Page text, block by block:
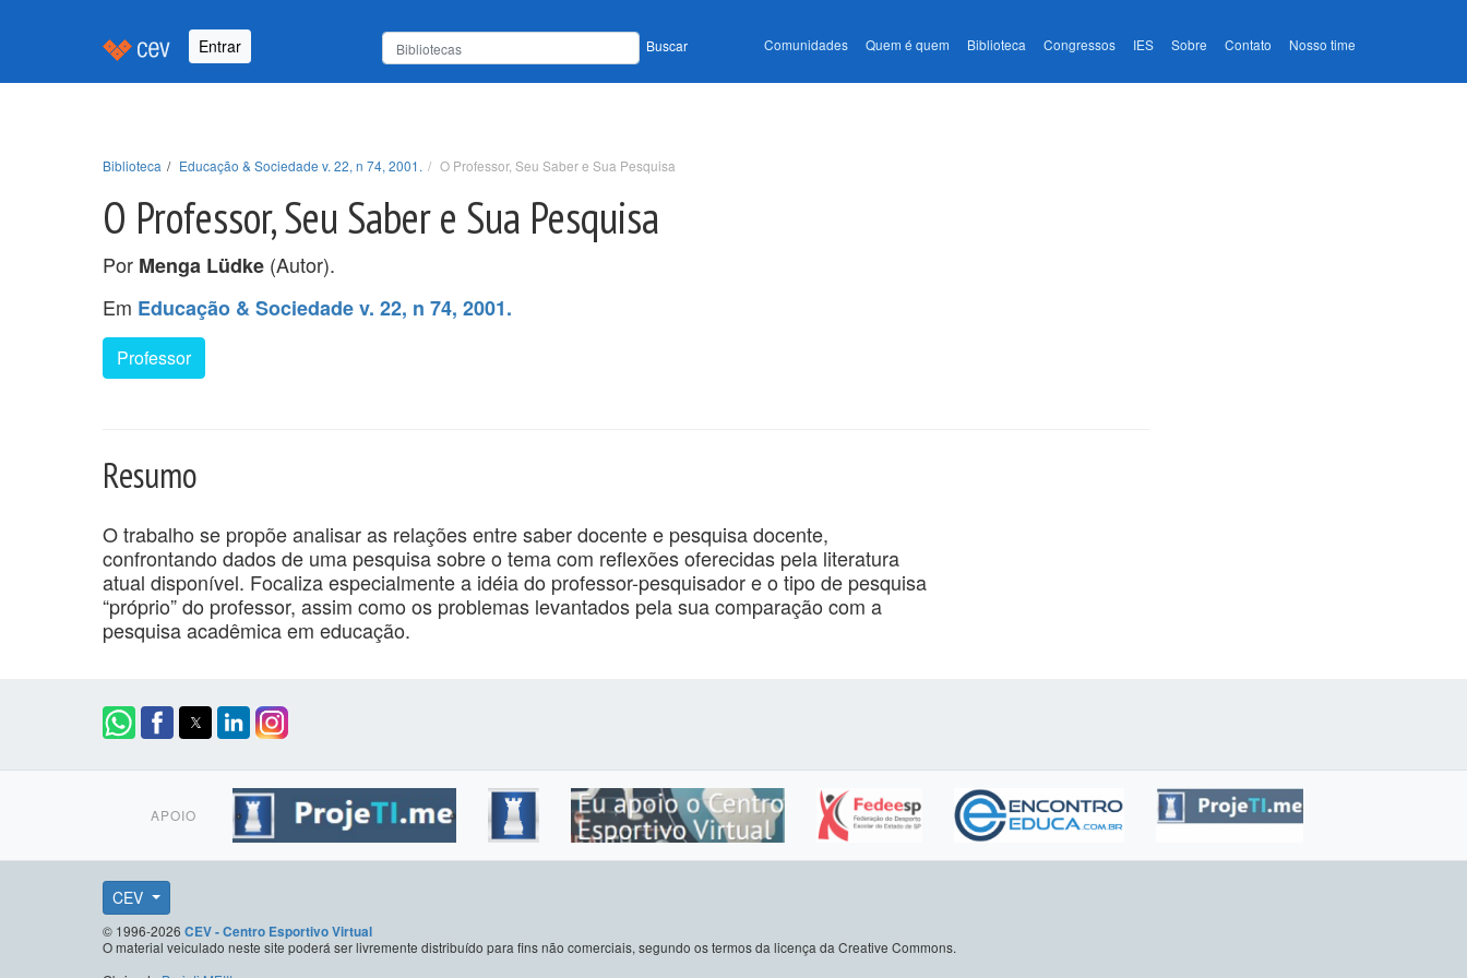
Entrar Buscar Comunidades Quem é quem Biblioteca Congressos IES Sobre Contato Nosso time
Biblioteca Educação & Sociedade v. 22, n 74, 2001. O Professor, Seu Saber e Sua Pesquisa
O Professor, Seu Saber e Sua Pesquisa
Por Menga Lüdke (Autor).
Em Educação & Sociedade v. 22, n 74, 2001.
Professor
Resumo
O trabalho se propõe analisar as relações entre saber docente e pesquisa docente,
confrontando dados de uma pesquisa sobre o tema com reflexões oferecidas pela literatura
atual disponível. Focaliza especialmente a idéia do professor-pesquisador e o tipo de pesquisa
“próprio” do professor, assim como os problemas levantados pela sua comparação com a
pesquisa acadêmica em educação.
APOIO
CEV
© 1996-2026 CEV - Centro Esportivo Virtual
O material veiculado neste site poderá ser livremente distribuído para fins não comerciais, segundo os termos da licença da Creative Commons.